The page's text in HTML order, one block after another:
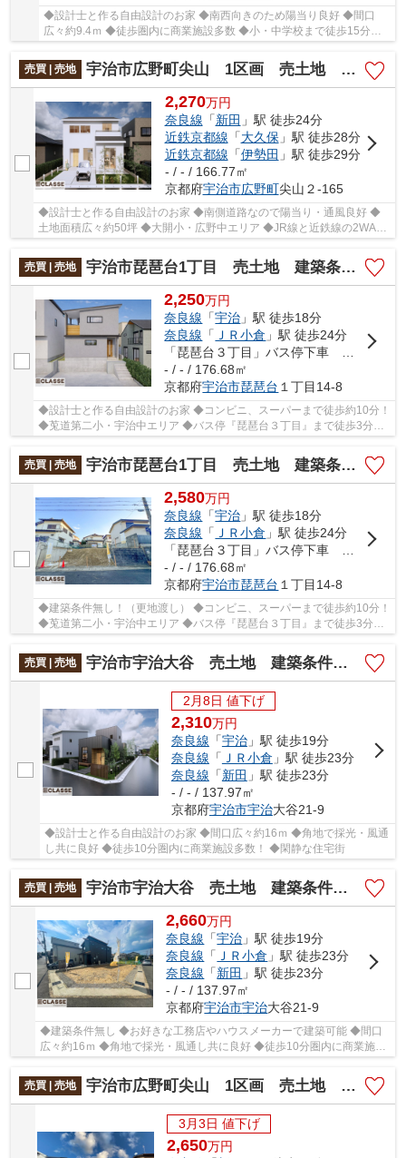
◆設計士と作る自由設計のお家 ◆南西向きのため陽当り良好 ◆間口
広々約9.4ｍ ◆徒歩圏内に商業施設多数 ◆小・中学校まで徒歩15分以
内
売買 | 売地
宇治市広野町尖山 1区画 売土地 建築条件付き
2,270万円
奈良線 「新田 」駅 徒歩24分
近鉄京都線 「大久保」駅 徒歩28分
近鉄京都線 「伊勢田 」駅 徒歩29分
- / - / 166.77㎡
京都府宇治市広野町尖山２-165
◆設計士と作る自由設計のお家 ◆南側道路なので陽当り・通風良好 ◆
土地面積広々約50坪 ◆大開小・広野中エリア ◆JR線と近鉄線の2WAY
売買 | 売地
宇治市琵琶台1丁目 売土地 建築条件付き
2,250万円
奈良線 「宇治 」駅 徒歩18分
奈良線 「 ＪＲ小倉 」駅 徒歩24分
「琵琶台３丁目」バス停下車 徒歩3分
- / - / 176.68㎡
京都府宇治市琵琶台 １丁目14-8
◆設計士と作る自由設計のお家 ◆コンビニ、スーパーまで徒歩約10分！
◆莵道第二小・宇治中エリア ◆バス停『琵琶台３丁目』まで徒歩3分！
売買 | 売地
宇治市琵琶台1丁目 売土地 建築条件無し
2,580万円
奈良線 「宇治 」駅 徒歩18分
奈良線 「 ＪＲ小倉 」駅 徒歩24分
- / - / 176.68㎡
京都府宇治市琵琶台 １丁目14-8
◆建築条件無し！（更地渡し） ◆コンビニ、スーパーまで徒歩約10分！
◆莵道第二小・宇治中エリア ◆バス停『琵琶台３丁目』まで徒歩3分！
売買 | 売地
宇治市宇治大谷 売土地 建築条件付き
2月8日 値下げ
2,310万円
奈良線 「宇治」駅 徒歩19分
奈良線 「 ＪＲ小倉 」駅 徒歩23分
奈良線 「新田 」駅 徒歩23分
- / - / 137.97㎡
京都府宇治市宇治大谷21-9
◆設計士と作る自由設計のお家 ◆間口広々約16ｍ ◆角地で採光・風通
し共に良好 ◆徒歩10分圏内に商業施設多数！ ◆閑静な住宅街
売買 | 売地 宇治市宇治大谷 売土地 建築条件無し
2,660万円
奈良線 「宇治 」駅 徒歩19分
奈良線 「 ＪＲ小倉 」駅 徒歩23分
奈良線 「新田 」駅 徒歩23分
- / - / 137.97㎡
京都府宇治市宇治大谷21-9
◆建築条件無し ◆お好きな工務店やハウスメーカーで建築可能 ◆間口
広々約16ｍ ◆角地で採光・風通し共に良好 ◆徒歩10分圏内に商業施設
多数 ◆閑静な住宅街
売買 | 売地
宇治市広野町尖山 1区画 売土地 建築条件無し
3月3日 値下げ
2,650万円